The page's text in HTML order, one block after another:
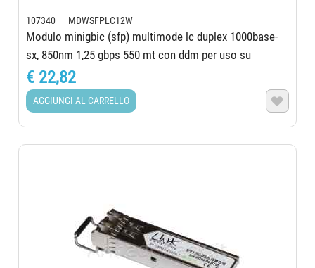
107340 MDWSFPLC12W
Modulo minigbic (sfp) multimode lc duplex 1000base-
sx, 850nm 1,25 gbps 550 mt con ddm per uso su
huawey
€ 22,82
AGGIUNGI AL CARRELLO 